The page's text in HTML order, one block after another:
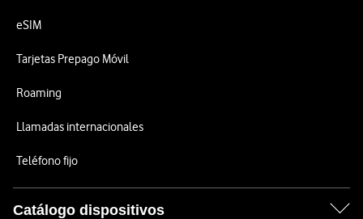
eSIM
Tarjetas Prepago Móvil
Roaming
Llamadas internacionales
Teléfono fijo
Catálogo dispositivos